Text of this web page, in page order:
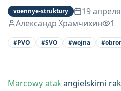
voennye-struktury
19
Александр Храмчихин
1
#PVO #SVO #wojna #
Marcowy atak angielskimi